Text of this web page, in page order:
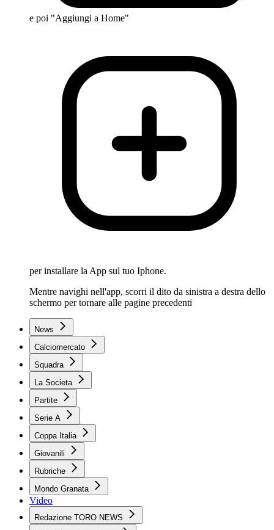
e poi "Aggiungi a Home"
per installare la App sul tuo Iphone.
Mentre navighi nell'app, scorri il dito da sinistra a destra dello
schermo per tornare alle pagine precedenti
News
Calciomercato
Squadra
La Societa
Partite
Serie A
Coppa Italia
Giovanili
Rubriche
Mondo Granata
Video
Redazione TORO NEWS